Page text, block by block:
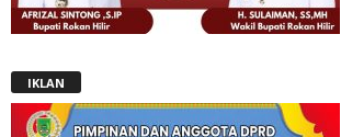
IKLAN